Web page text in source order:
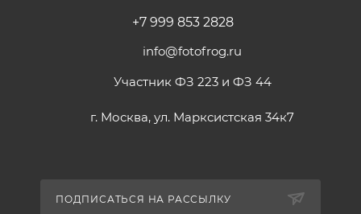
+7 999 853 2828
info@fotofrog.ru
Участник ФЗ 223 и ФЗ 44
г. Москва, ул. Марксистская 34к7
ПОДПИСАТЬСЯ НА РАССЫЛКУ